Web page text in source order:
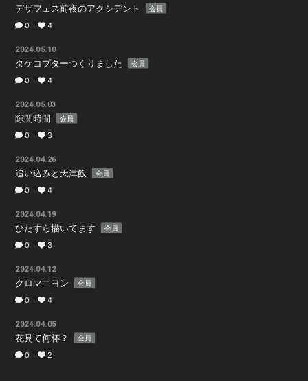
デザフェス前夜のアクシデント 会員
0 4
2024.05.10
タケコプターつくりました 会員
0 4
2024.05.03
隙間時間 会員
0 3
2024.04.26
追い込みと天津飯 会員
0 4
2024.04.19
ひたすら描いてます 会員
0 3
2024.04.12
クロマニヨン 会員
0 4
2024.04.05
花見て何杯？ 会員
0 2